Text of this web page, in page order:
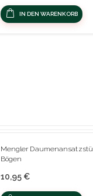
IN DEN WARENKORB
Mengler
Bögen
10,95 €